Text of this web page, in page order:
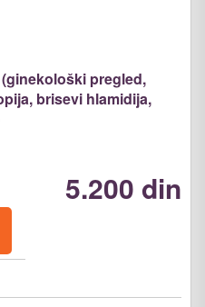
pregled,
brisevi hlamidija,
5.200 din